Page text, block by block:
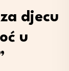
djecu
u